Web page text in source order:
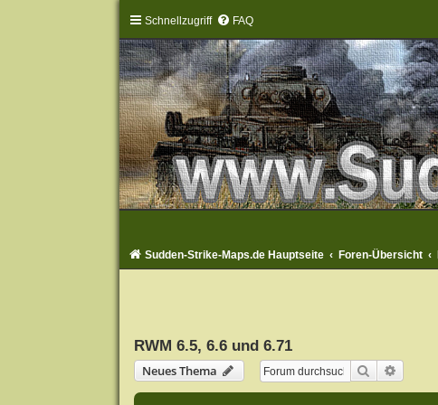
Schnellzugriff FAQ
Sudden-Strike-Maps.de Hauptseite Foren-Übersicht
RWM 6.5, 6.6 und 6.71
Neues Thema
Suche